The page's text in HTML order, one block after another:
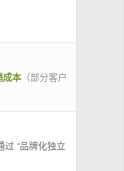
成本 （部分客户
“品牌化独立